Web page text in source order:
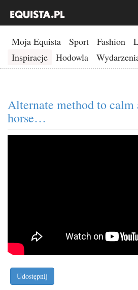
Moja Equista Sport Fashion
Inspiracje
Hodowla
Alternate method to calm
horse…
Udostępnij